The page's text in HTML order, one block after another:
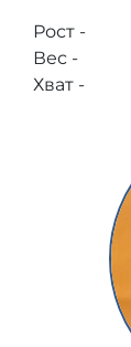
Рост -
Вес -
Хват -